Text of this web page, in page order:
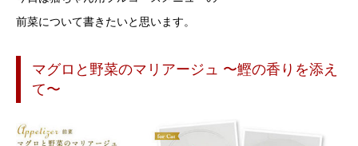
前菜について書きたいと思います。
マグロと野菜のマリアージュ 〜鰹の香りを添え
て〜